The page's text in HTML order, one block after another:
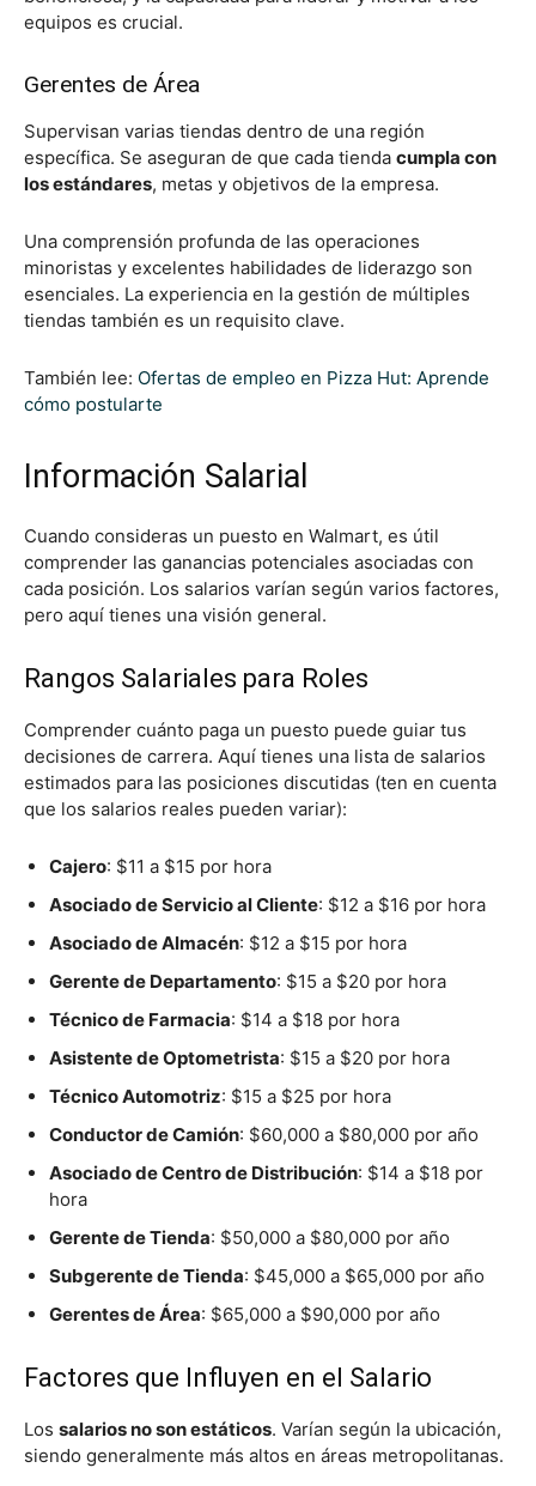
equipos es crucial.
Gerentes de Área
Supervisan varias tiendas dentro de una región
específica. Se aseguran de que cada tienda cumpla con
los estándares, metas y objetivos de la empresa.
Una comprensión profunda de las operaciones
minoristas y excelentes habilidades de liderazgo son
esenciales. La experiencia en la gestión de múltiples
tiendas también es un requisito clave.
También lee: Ofertas de empleo en Pizza Hut: Aprende
cómo postularte
Información Salarial
Cuando consideras un puesto en Walmart, es útil
comprender las ganancias potenciales asociadas con
cada posición. Los salarios varían según varios factores,
pero aquí tienes una visión general.
Rangos Salariales para Roles
Comprender cuánto paga un puesto puede guiar tus
decisiones de carrera. Aquí tienes una lista de salarios
estimados para las posiciones discutidas (ten en cuenta
que los salarios reales pueden variar):
Cajero: $11 a $15 por hora
Asociado de Servicio al Cliente: $12 a $16 por hora
Asociado de Almacén: $12 a $15 por hora
Gerente de Departamento: $15 a $20 por hora
Técnico de Farmacia: $14 a $18 por hora
Asistente de Optometrista: $15 a $20 por hora
Técnico Automotriz: $15 a $25 por hora
Conductor de Camión: $60,000 a $80,000 por año
Asociado de Centro de Distribución: $14 a $18 por
hora
Gerente de Tienda: $50,000 a $80,000 por año
Subgerente de Tienda: $45,000 a $65,000 por año
Gerentes de Área: $65,000 a $90,000 por año
Factores que Influyen en el Salario
Los salarios no son estáticos. Varían según la ubicación,
siendo generalmente más altos en áreas metropolitanas.